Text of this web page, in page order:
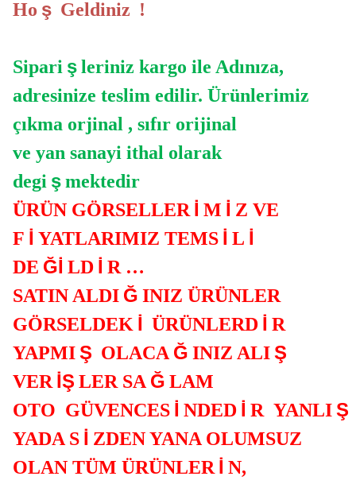
Ho ş Geldiniz !
Sipari şleriniz kargo ile Adınıza,
adresinize teslim edilir. Ürünlerimiz
çıkma orjinal , sıfır orijinal
ve yan sanayi ithal olarak
degi şmektedir
ÜRÜN GÖRSELLER İ M İ Z VE
F İ YATLARIMIZ TEMS İ L İ
DE Ğİ LD İ R …
SATIN ALDI Ğ INIZ ÜRÜNLER
GÖRSELDEK İ ÜRÜNLERD İ R
YAPMIŞ OLACA Ğ INIZ ALIŞ
VER İŞ LER SA Ğ LAM
OTO GÜVENCES İ NDED İ R YANLIŞ
YADA S İ ZDEN YANA OLUMSUZ
OLAN TÜM ÜRÜNLER İ N,